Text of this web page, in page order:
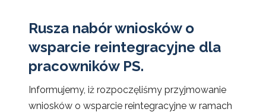
Rusza nabór wniosków o
wsparcie reintegracyjne dla
pracowników PS.
Informujemy, iż rozpoczęliśmy przyjmowanie
wniosków o wsparcie reintegracyjne w ramach